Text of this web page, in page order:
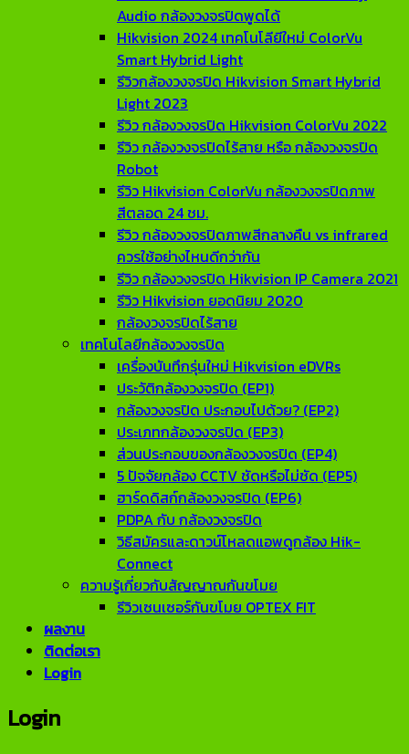
Audio กล้องวงจรปิดพูดได้
Hikvision 2024 เทคโนโลียีใหม่ ColorVu
Smart Hybrid Light
รีวิวกล้องวงจรปิด Hikvision Smart Hybrid
Light 2023
รีวิว กล้องวงจรปิด Hikvision ColorVu 2022
รีวิว กล้องวงจรปิดไร้สาย หรือ กล้องวงจรปิด
Robot
รีวิว Hikvision ColorVu กล้องวงจรปิดภาพ
สีตลอด 24 ชม.
รีวิว กล้องวงจรปิดภาพสีกลางคืน vs infrared
ควรใช้อย่างไหนดีกว่ากัน
รีวิว กล้องวงจรปิด Hikvision IP Camera 2021
รีวิว Hikvision ยอดนิยม 2020
กล้องวงจรปิดไร้สาย
เทคโนโลยีกล้องวงจรปิด
เครื่องบันทึกรุ่นใหม่ Hikvision eDVRs
ประวัติกล้องวงจรปิด (EP1)
กล้องวงจรปิด ประกอบไปด้วย? (EP2)
ประเภทกล้องวงจรปิด (EP3)
ส่วนประกอบของกล้องวงจรปิด (EP4)
5 ปัจจัยกล้อง CCTV ชัดหรือไม่ชัด (EP5)
ฮาร์ดดิสก์กล้องวงจรปิด (EP6)
PDPA กับ กล้องวงจรปิด
วิธีสมัครและดาวน์โหลดแอพดูกล้อง Hik-
Connect
ความรู้เกี่ยวกับสัญญาณกันขโมย
รีวิวเซนเซอร์กันขโมย OPTEX FIT
ผลงาน
ติดต่อเรา
Login
Login